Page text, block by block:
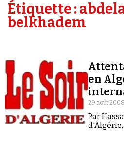
Analyses
Émissions
Revues de
Étiquette :
belkhadem
en
29 août 2008
Par
d'Algérie,